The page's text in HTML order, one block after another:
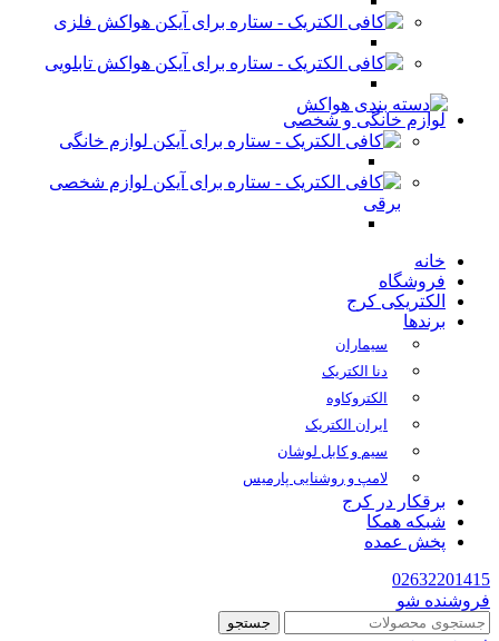
هواکش فلزی
هواکش تابلویی
لوازم خانگی و شخصی
لوازم خانگی
لوازم شخصی
برقی
خانه
فروشگاه
الکتریکی کرج
برندها
سیماران
دنا الکتریک
الکتروکاوه
ایران الکتریک
سیم و کابل لوشان
لامپ و روشنایی پارمیس
برقکار در کرج
شبکه همکا
پخش عمده
02632201415
فروشنده شو
جستجو